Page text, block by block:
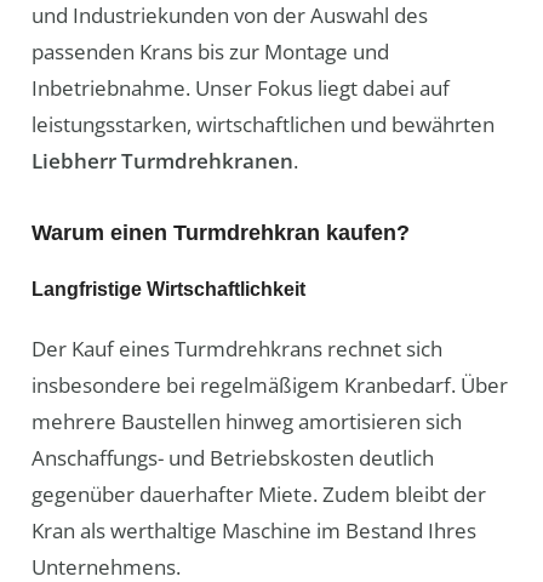
und Industriekunden von der Auswahl des
passenden Krans bis zur Montage und
Inbetriebnahme. Unser Fokus liegt dabei auf
leistungsstarken, wirtschaftlichen und bewährten
Liebherr Turmdrehkranen.
Warum einen Turmdrehkran kaufen?
Langfristige Wirtschaftlichkeit
Der Kauf eines Turmdrehkrans rechnet sich
insbesondere bei regelmäßigem Kranbedarf. Über
mehrere Baustellen hinweg amortisieren sich
Anschaffungs- und Betriebskosten deutlich
gegenüber dauerhafter Miete. Zudem bleibt der
Kran als werthaltige Maschine im Bestand Ihres
Unternehmens.